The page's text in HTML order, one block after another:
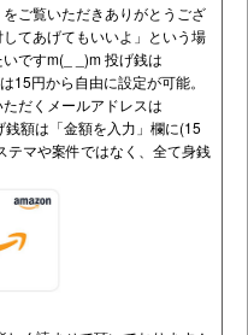
ご覧いただきありがとうござ
てあげてもいいよ」という場
ですm(_ _)m 投げ銭は
15円から自由に設定が可能。
だくメールアドレスは
銭額は「金額を入力」欄に(15
テマや案件ではなく、全て身銭